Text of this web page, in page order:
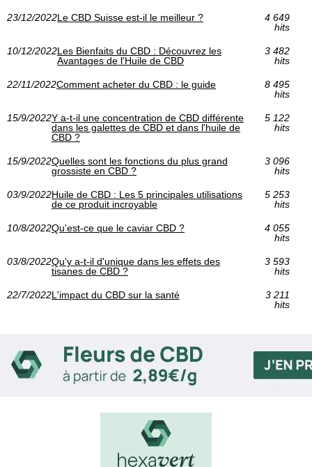
23/12/2022Le CBD Suisse est-il le meilleur ?
4 649
hits
10/12/2022Les Bienfaits du CBD : Découvrez les
Avantages de l'Huile de CBD
3 482
hits
22/11/2022Comment acheter du CBD : le guide
8 495
hits
15/9/2022Y a-t-il une concentration de CBD différente
dans les galettes de CBD et dans l'huile de
CBD ?
5 122
hits
15/9/2022Quelles sont les fonctions du plus grand
grossiste en CBD ?
3 096
hits
03/9/2022Huile de CBD : Les 5 principales utilisations
de ce produit incroyable
5 253
hits
10/8/2022Qu'est-ce que le caviar CBD ?
4 055
hits
03/8/2022Qu'y a-t-il d'unique dans les effets des
tisanes de CBD ?
3 593
hits
22/7/2022L'impact du CBD sur la santé
3 211
hits